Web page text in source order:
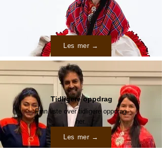
her.
Les mer →
Tidligere oppdrag
Finn liste over tidligere oppdrag
her.
Les mer →